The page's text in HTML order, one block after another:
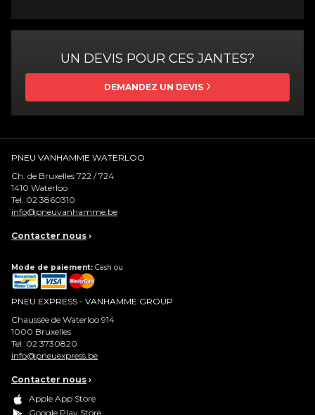
UN DEVIS POUR CES JANTES?
DEMANDEZ UN DEVIS
PNEU VANHAMME WATERLOO
Ch. de Bruxelles 722 / 724
1410 Waterloo
Tel: 02 3860310
info@pneuvanhamme.be
Contacter nous ›
Mode de paiement: Cash ou
PNEU EXPRESS - VANHAMME GROUP
Chaussée de Waterloo 914
1000 Bruxelles
Tel: 02 3730820
info@pneuexpress.be
Contacter nous ›
Apple App Store
Google Play Store